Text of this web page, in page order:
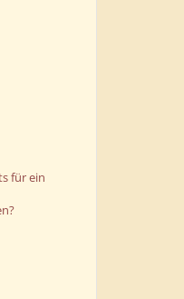
für ein